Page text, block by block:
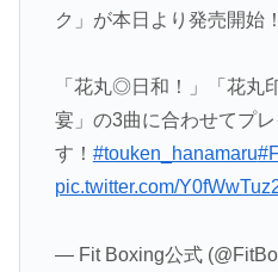
ク」が本日より発売開始！
「花丸◎日和！」「花丸
宴」の3曲に合わせてプ
す！ #touken_hanamaru
pic.twitter.com/
— Fit Boxing公式